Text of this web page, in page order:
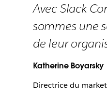
Avec Slack
sommes une
de leur
Katherine Boyarsky
Directrice du